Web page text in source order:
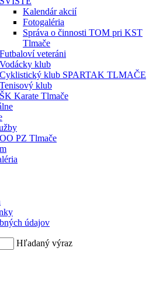
Kalendár akcií
Fotogaléria
Správa o činnosti TOM pri KST
Tlmače
Futbaloví veteráni
Vodácky klub
Cyklistický klub SPARTAK TLMAČE
Tenisový klub
ŠK Karate Tlmače
PZ Tlmače
údajov
Hľadaný výraz